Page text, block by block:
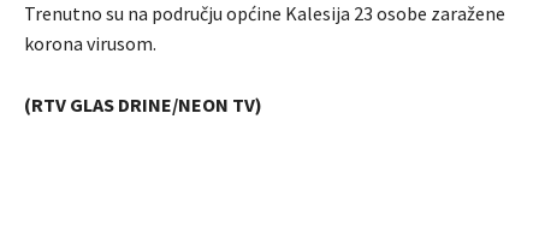
Trenutno su na području općine Kalesija 23 osobe zaražene
korona virusom.
(RTV GLAS DRINE/NEON TV)